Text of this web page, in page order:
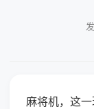
麻将机，这